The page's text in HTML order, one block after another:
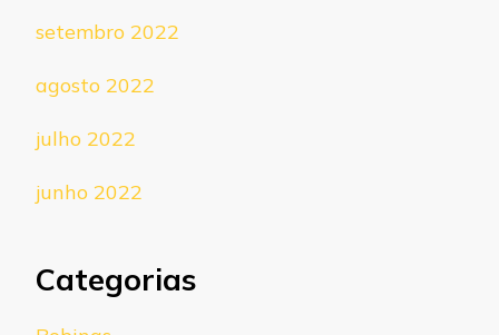
setembro 2022
agosto 2022
julho 2022
junho 2022
Categorias